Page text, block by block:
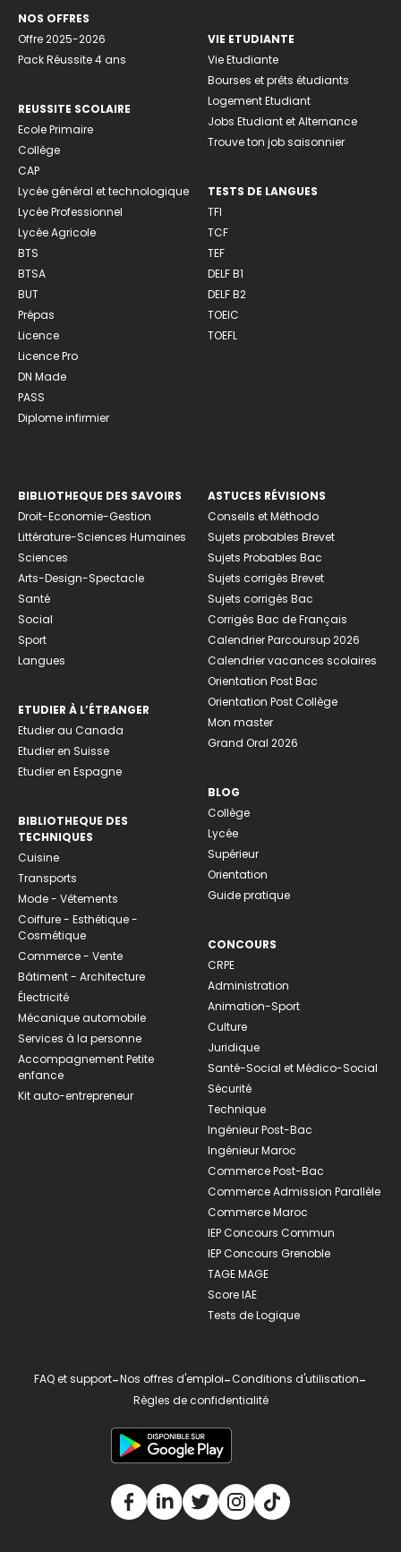
NOS OFFRES
Offre 2025-2026
Pack Réussite 4 ans
REUSSITE SCOLAIRE
Ecole Primaire
Collège
CAP
Lycée général et technologique
Lycée Professionnel
Lycée Agricole
BTS
BTSA
BUT
Prépas
Licence
Licence Pro
DN Made
PASS
Diplome infirmier
VIE ETUDIANTE
Vie Etudiante
Bourses et prêts étudiants
Logement Etudiant
Jobs Etudiant et Alternance
Trouve ton job saisonnier
TESTS DE LANGUES
TFI
TCF
TEF
DELF B1
DELF B2
TOEIC
TOEFL
BIBLIOTHEQUE DES SAVOIRS
Droit-Economie-Gestion
Littérature-Sciences Humaines
Sciences
Arts-Design-Spectacle
Santé
Social
Sport
Langues
ETUDIER À L’ÉTRANGER
Etudier au Canada
Etudier en Suisse
Etudier en Espagne
BIBLIOTHEQUE DES
TECHNIQUES
Cuisine
Transports
Mode - Vêtements
Coiffure - Esthétique -
Cosmétique
Commerce - Vente
Bâtiment - Architecture
Électricité
Mécanique automobile
Services à la personne
Accompagnement Petite
enfance
Kit auto-entrepreneur
ASTUCES RÉVISIONS
Conseils et Méthodo
Sujets probables Brevet
Sujets Probables Bac
Sujets corrigés Brevet
Sujets corrigés Bac
Corrigés Bac de Français
Calendrier Parcoursup 2026
Calendrier vacances scolaires
Orientation Post Bac
Orientation Post Collège
Mon master
Grand Oral 2026
BLOG
Collège
Lycée
Supérieur
Orientation
Guide pratique
CONCOURS
CRPE
Administration
Animation-Sport
Culture
Juridique
Santé-Social et Médico-Social
Sécurité
Technique
Ingénieur Post-Bac
Ingénieur Maroc
Commerce Post-Bac
Commerce Admission Parallèle
Commerce Maroc
IEP Concours Commun
IEP Concours Grenoble
TAGE MAGE
Score IAE
Tests de Logique
FAQ et support-Nos offres d'emploi-Conditions d'utilisation-
Règles de confidentialité